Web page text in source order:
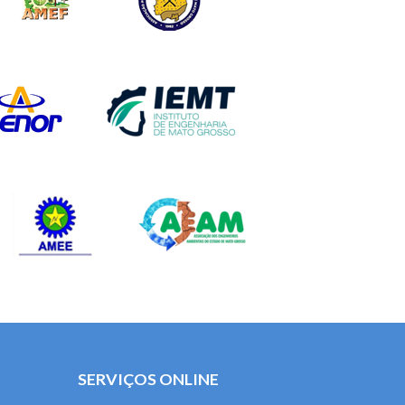
SERVIÇOS ONLINE